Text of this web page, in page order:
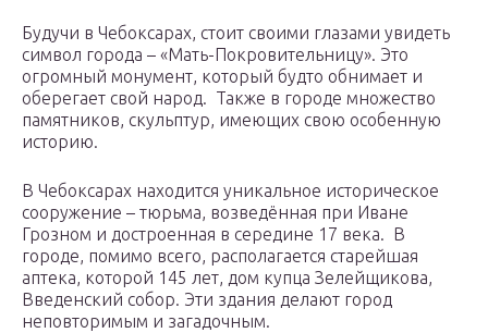
Будучи в Чебоксарах, стоит своими глазами увидеть
символ города – «Мать-Покровительницу». Это
огромный монумент, который будто обнимает и
оберегает свой народ. Также в городе множество
памятников, скульптур, имеющих свою особенную
историю.
В Чебоксарах находится уникальное историческое
сооружение – тюрьма, возведённая при Иване
Грозном и достроенная в середине 17 века. В
городе, помимо всего, располагается старейшая
аптека, которой 145 лет, дом купца Зелейщикова,
Введенский собор. Эти здания делают город
неповторимым и загадочным.